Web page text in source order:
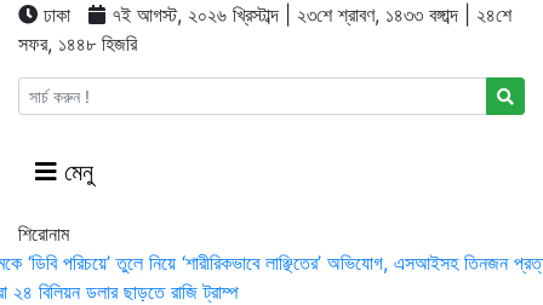
ঢাকা
৭ই আগস্ট, ২০২৬ খ্রিস্টাব্দ | ২৩শে শ্রাবণ, ১৪৩৩ বঙ্গাব্দ | ২৪শে
সফর, ১৪৪৮ হিজরি
মেনু
শিরোনাম
‘ডিবি পরিচয়ে’ তুলে নিয়ে ‘শারীরিকভাবে লাঞ্ছিতের’ অভিযোগ, এসআইসহ তিনজন
২৪ বিলিয়ন ডলার ছাড়তে রাজি ট্রাম্প